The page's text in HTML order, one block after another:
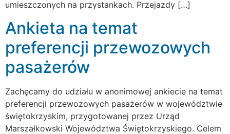
umieszczonych na przystankach. Przejazdy […]
Ankieta na temat
preferencji przewozowych
pasażerów
Zachęcamy do udziału w anonimowej ankiecie na temat
preferencji przewozowych pasażerów w województwie
świętokrzyskim, przygotowanej przez Urząd
Marszałkowski Województwa Świętokrzyskiego. Celem